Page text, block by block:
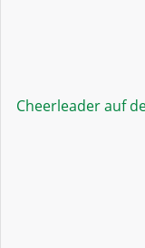
Cheerleader auf